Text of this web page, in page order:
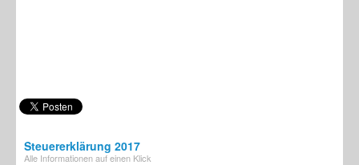
Steuererklärung 2017
Alle Informationen auf einen Klick